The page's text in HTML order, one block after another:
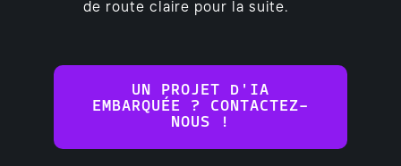
de route claire pour la suite.
UN PROJET D'IA
EMBARQUÉE ? CONTACTEZ-
NOUS !